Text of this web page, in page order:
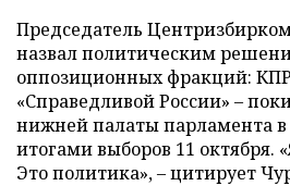
Председатель
назвал политическим
оппозиционных фракций:
«Справедливой России» –
нижней палаты парламента в
итогами выборов 11 октября.
Это политика», – цитирует